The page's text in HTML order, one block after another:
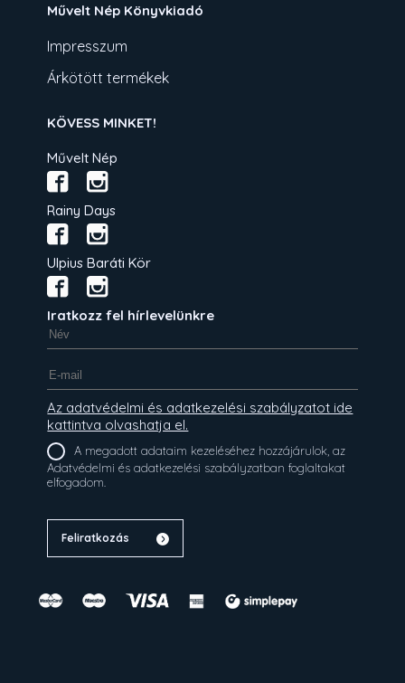
Művelt Nép Könyvkiadó
Impresszum
Árkötött termékek
KÖVESS MINKET!
Művelt Nép
Rainy Days
Ulpius Baráti Kör
Iratkozz fel hírlevelünkre
Az adatvédelmi és adatkezelési szabályzatot ide
kattintva olvashatja el.
A megadott adataim kezeléséhez hozzájárulok, az
Adatvédelmi és adatkezelési szabályzatban foglaltakat
elfogadom.
Feliratkozás